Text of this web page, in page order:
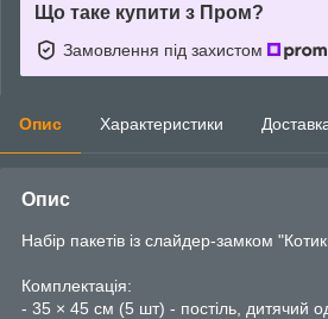
Що таке купити з Пром?
Замовлення під захистом
Опис Характеристики
Опис
Набір пакетів із слайдер-замком
Комплектація:
- 35 × 45 см (5 шт) - постіль, дитячий